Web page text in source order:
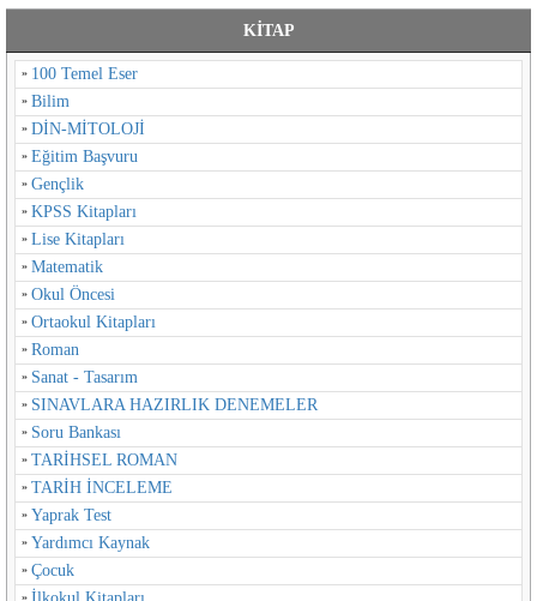
KİTAP
100 Temel Eser
Bilim
DİN-MİTOLOJİ
Eğitim Başvuru
Gençlik
KPSS Kitapları
Lise Kitapları
Matematik
Okul Öncesi
Ortaokul Kitapları
Roman
Sanat - Tasarım
SINAVLARA HAZIRLIK DENEMELER
Soru Bankası
TARİHSEL ROMAN
TARİH İNCELEME
Yaprak Test
Yardımcı Kaynak
Çocuk